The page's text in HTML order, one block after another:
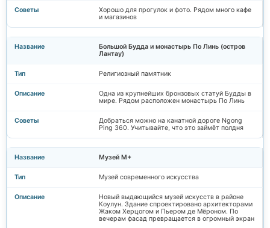
Хорошо для прогулок и фото. Рядом много кафе
и магазинов
Большой Будда и монастырь По Линь (остров
Лантау)
Религиозный памятник
Одна из крупнейших бронзовых статуй Будды в
мире. Рядом расположен монастырь По Линь
Добраться можно на канатной дороге Ngong
Ping 360. Учитывайте, что это займёт полдня
Музей M+
Музей современного искусства
Новый выдающийся музей искусств в районе
Коулун. Здание спроектировано архитекторами
Жаком Херцогом и Пьером де Мёроном. По
вечерам фасад превращается в огромный экран